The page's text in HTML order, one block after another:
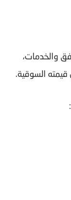
والخدمات،
قيمته السوقية.